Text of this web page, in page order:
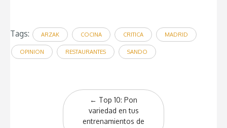
Tags: ARZAK COCINA CRITICA MADRID
OPINION RESTAURANTES SANDO
navigation
← Top 10: Pon
variedad en tus
entrenamientos de